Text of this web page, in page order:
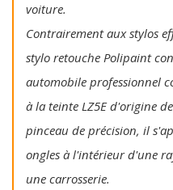
voiture.
Contrairement aux stylos
stylo retouche Polipaint
automobile professionnel
à la teinte LZ5E d'origine
pinceau de précision, il
ongles à l'intérieur d'une
une carrosserie.